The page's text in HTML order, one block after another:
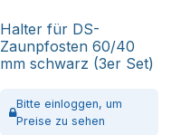
Halter für DS-
Zaunpfosten 60/40
mm schwarz (3er Set)
Bitte einloggen, um
Preise zu sehen